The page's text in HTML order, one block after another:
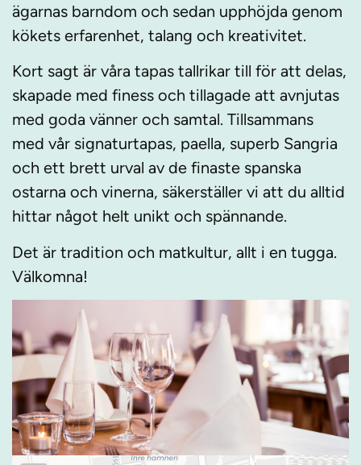
ägarnas barndom och sedan upphöjda genom
kökets erfarenhet, talang och kreativitet.
Kort sagt är våra tapas tallrikar till för att delas,
skapade med finess och tillagade att avnjutas
med goda vänner och samtal. Tillsammans
med vår signaturtapas, paella, superb Sangria
och ett brett urval av de finaste spanska
ostarna och vinerna, säkerställer vi att du alltid
hittar något helt unikt och spännande.
Det är tradition och matkultur, allt i en tugga.
Välkomna!